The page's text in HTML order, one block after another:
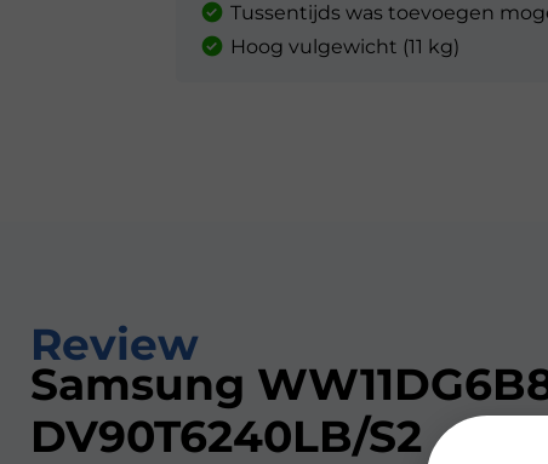
Tussentijds was toevoegen
Hoog vulgewicht (11 kg)
Review
Samsung
DV90T6240LB/S2